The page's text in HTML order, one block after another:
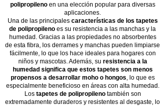
polipropilenoen una elección popular para diversas
aplicaciones.
Una de las principales características de los tapetes
de polipropileno es su resistencia a las manchas y la
humedad. Gracias a las propiedades no absorbentes
de esta fibra, los derrames y manchas pueden limpiarse
fácilmente, lo que los hace ideales para hogares con
niños y mascotas. Además, su resistencia a la
humedad significa que estos tapetes son menos
propensos a desarrollar moho o hongos, lo que es
especialmente beneficioso en áreas con alta humedad.
Los tapetes de polipropilenotambién son
extremadamente duraderos y resistentes al desgaste, lo